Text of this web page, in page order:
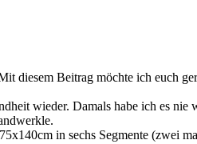
diesem Beitrag möchte ich euch
wieder. Damals habe ich es
in sechs Segmente (zwei